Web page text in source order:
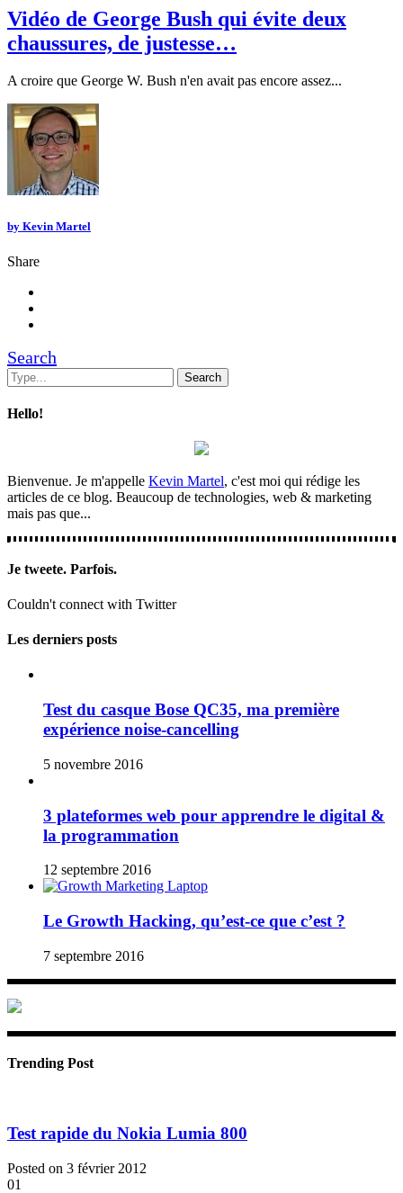
Vidéo de George Bush qui évite deux
chaussures, de justesse…
A croire que George W. Bush n'en avait pas encore assez...
by Kevin Martel
Share
Search
Hello!
Bienvenue. Je m'appelle Kevin Martel, c'est moi qui rédige les
articles de ce blog. Beaucoup de technologies, web & marketing
mais pas que...
Je tweete. Parfois.
Couldn't connect with Twitter
Les derniers posts
Test du casque Bose QC35, ma première
expérience noise-cancelling
5 novembre 2016
3 plateformes web pour apprendre le digital &
la programmation
12 septembre 2016
Le Growth Hacking, qu’est-ce que c’est ?
7 septembre 2016
Trending Post
Test rapide du Nokia Lumia 800
Posted on 3 février 2012
01